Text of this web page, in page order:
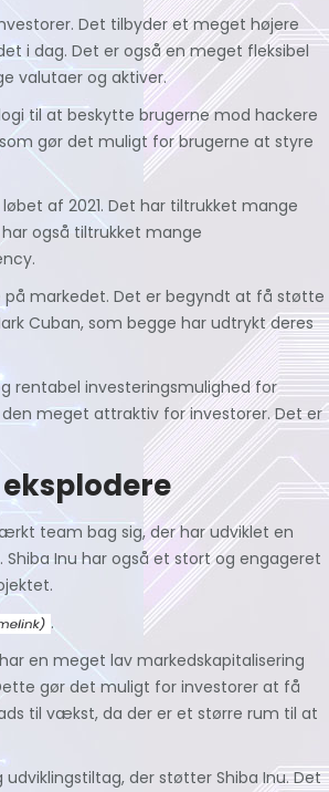
Det tilbyder et meget højere
i dag. Det er også en meget fleksibel
valutaer og aktiver.
til at beskytte brugerne mod hackere
gør det muligt for brugerne at styre
af 2021. Det har tiltrukket mange
også tiltrukket mange
på markedet. Det er begyndt at få støtte
Cuban, som begge har udtrykt deres
rentabel investeringsmulighed for
meget attraktiv for investorer. Det er
team bag sig, der har udviklet en
Inu har også et stort og engageret
.
en meget lav markedskapitalisering
gør det muligt for investorer at få
til vækst, da der er et større rum til at
der støtter Shiba Inu. Det